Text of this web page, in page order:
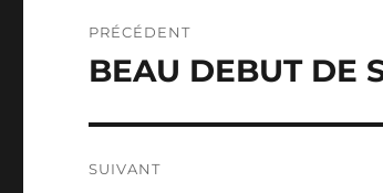
de
PRÉCÉDENT
Publication
BEAU DEBUT DE
SUIVANT